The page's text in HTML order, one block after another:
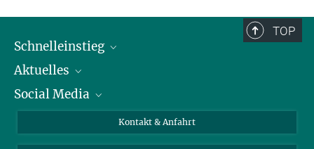
TOP
Schnelleinstieg
Personen
Pressebereich
Aktuelles
Stellenangebote
Social Media
X
Kontakt & Anfahrt